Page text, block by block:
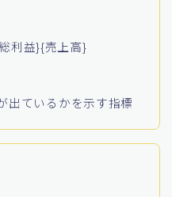
利益}{売上高}
出ているかを示す指標